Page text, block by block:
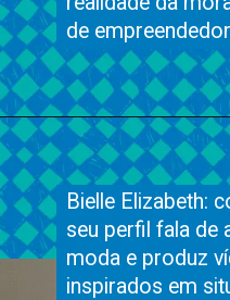
de
de
Bielle Elizabeth:
seu perfil fala de
moda e produz
inspirados em
Bielle Elizabeth:
seu perfil fala de
moda e produz
inspirados em